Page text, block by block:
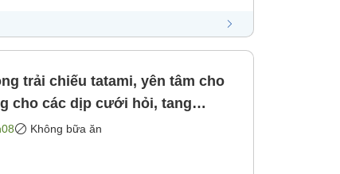
trải chiếu tatami, yên tâm cho
học ] [Không bao gồm bữa
Không bữa ăn